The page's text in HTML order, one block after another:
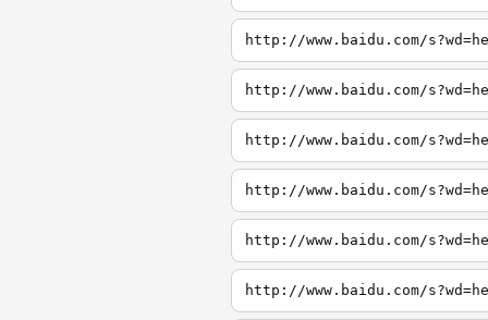
http://www.baidu.com/
http://www.baidu.com/
http://www.baidu.com/
http://www.baidu.com/
http://www.baidu.com/
http://www.baidu.com/